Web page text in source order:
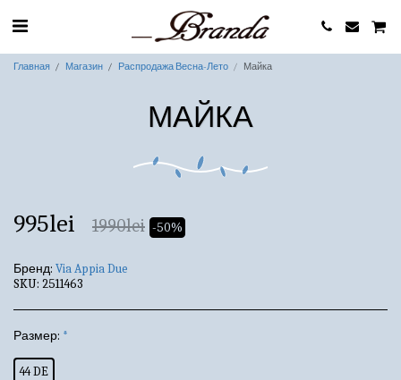
Главная Магазин Распродажа Весна-Лето Майка
МАЙКА
995lei 1990lei -50%
Бренд: Via Appia Due
SKU: 2511463
Размер: *
44 DE